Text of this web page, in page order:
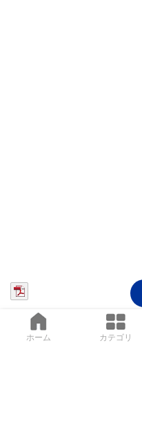
ホーム カテゴリ